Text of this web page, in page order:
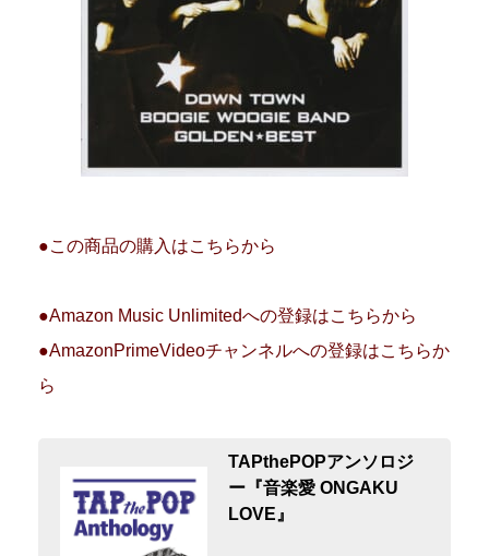
●この商品の購入はこちらから
●Amazon Music Unlimitedへの登録はこちらから
●AmazonPrimeVideoチャンネルへの登録はこちらか
ら
TAPthePOPアンソロジ
ー『音楽愛 ONGAKU
LOVE』